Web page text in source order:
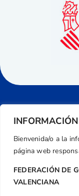
Bienvenida/o a la
página web
FEDERACIÓN DE
VALENCIANA